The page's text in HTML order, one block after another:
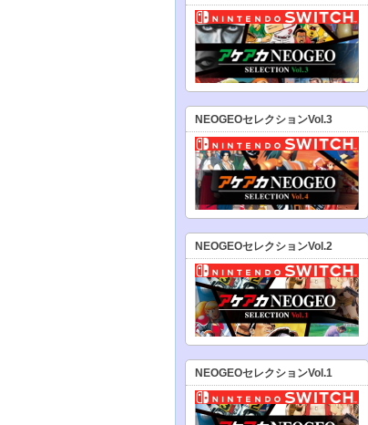
NEOGEOセレクションVol.3
NEOGEOセレクションVol.2
NEOGEOセレクションVol.1